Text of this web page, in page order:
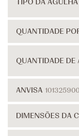
QUANTIDADE
QUANTIDADE DE
ANVISA
DIMENSÕES DA